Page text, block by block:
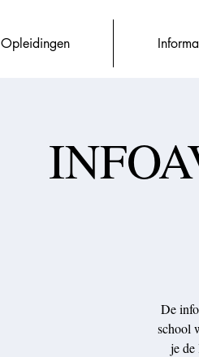
Opleidingen
De
school
je de